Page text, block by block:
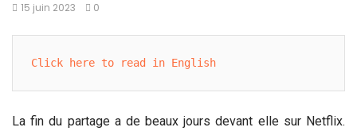
15 juin 2023 0
Click here to read in English
La fin du partage a de beaux jours devant elle sur Netflix.